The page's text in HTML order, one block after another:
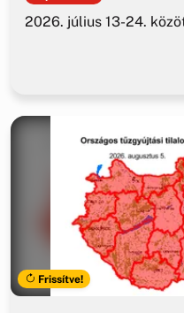
2026. július 13-24.
Frissítve!